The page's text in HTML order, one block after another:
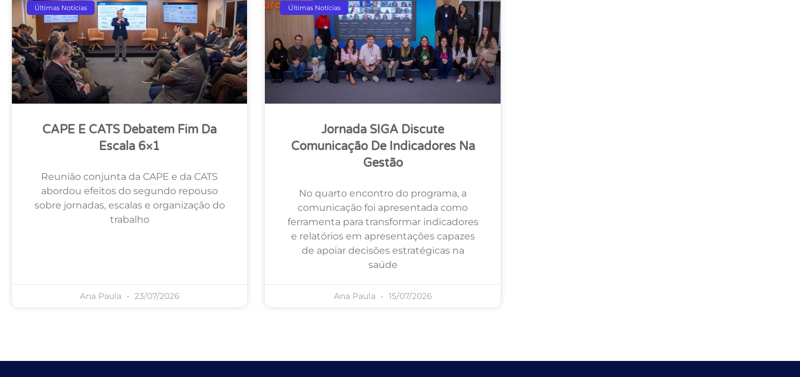
Últimas Notícias
CAPE E CATS Debatem Fim Da
Escala 6×1
Reunião conjunta da CAPE e da CATS
abordou efeitos do segundo repouso
sobre jornadas, escalas e organização do
trabalho
Ana Paula 23/07/2026
Últimas Notícias
Jornada SIGA Discute
Comunicação De Indicadores Na
Gestão
No quarto encontro do programa, a
comunicação foi apresentada como
ferramenta para transformar indicadores
e relatórios em apresentações capazes
de apoiar decisões estratégicas na
saúde
Ana Paula 15/07/2026